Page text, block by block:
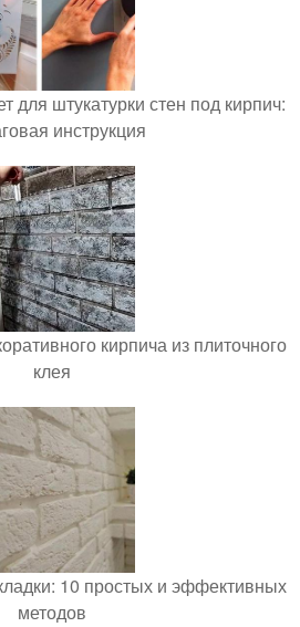
для штукатурки стен под кирпич:
инструкция
кирпича из плиточного
клея
10 простых и эффективных
методов